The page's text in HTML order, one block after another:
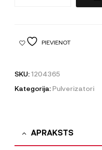
PIEVIENOT
SKU: 1204365
Kategorija: Pulverizatori
APRAKSTS